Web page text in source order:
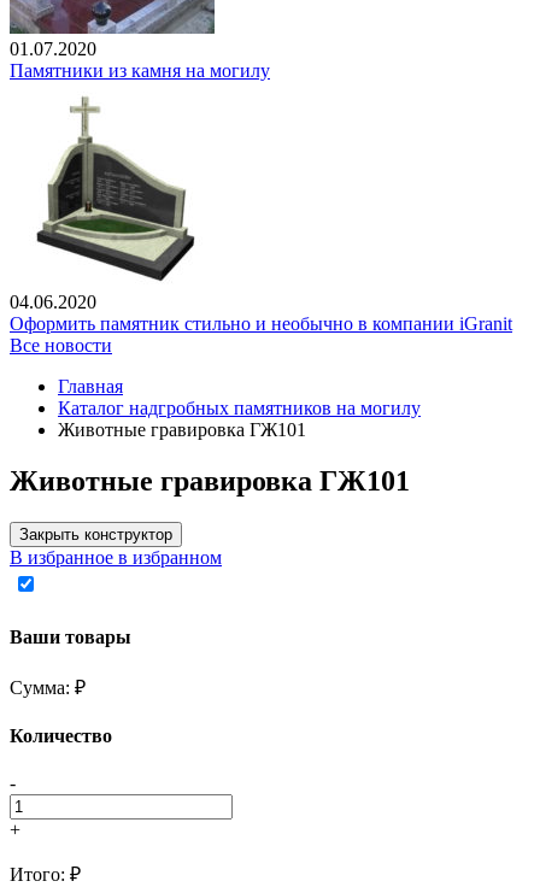
01.07.2020
Памятники из камня на могилу
04.06.2020
Оформить памятник стильно и необычно в компании iGranit
Все новости
Главная
Каталог надгробных памятников на могилу
Животные гравировка ГЖ101
Животные гравировка ГЖ101
Закрыть конструктор
В избранное в избранном
Ваши товары
Сумма: ₽
Количество
-
+
Итого: ₽